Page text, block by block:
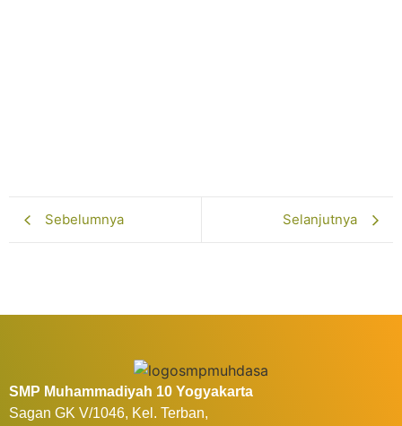
Sebelumnya Selanjutnya
SMP Muhammadiyah 10 Yogyakarta
Sagan GK V/1046, Kel. Terban,